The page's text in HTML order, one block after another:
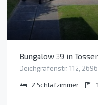
Bungalow 39 in
Deichgräfenstr. 112,
2 Schlafzimmer 1